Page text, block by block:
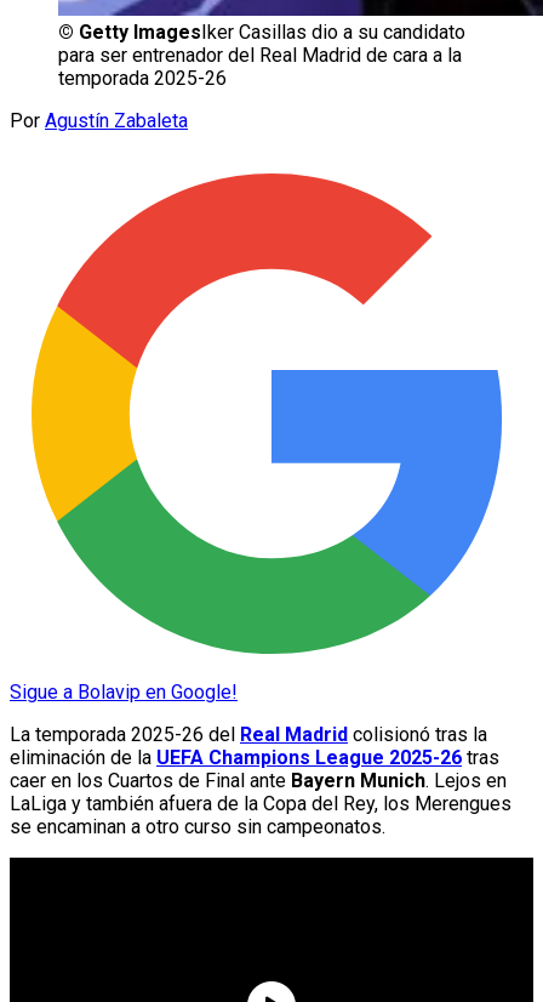
© Getty Images Iker Casillas dio a su candidato
para ser entrenador del Real Madrid de cara a la
temporada 2025-26
Por Agustín Zabaleta
Sigue a Bolavip en Google!
La temporada 2025-26 del Real Madrid colisionó tras la
eliminación de la UEFA Champions League 2025-26 tras
caer en los Cuartos de Final ante Bayern Munich. Lejos en
LaLiga y también afuera de la Copa del Rey, los Merengues
se encaminan a otro curso sin campeonatos.